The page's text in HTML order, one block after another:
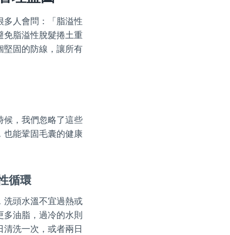
人會問：「脂溢性
免脂溢性脫髮捲土重
堅固的防線，讓所有
候，我們忽略了這些
也能鞏固毛囊的健康
循環
洗頭水溫不宜過熱或
油脂，過冷的水則
洗一次，或者兩日